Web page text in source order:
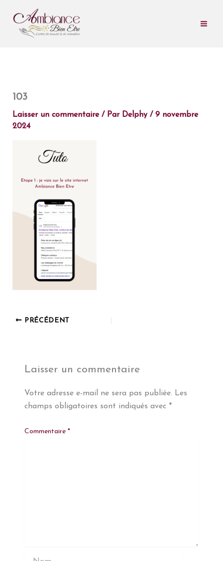
contenu
103
Laisser un commentaire / Par Delphy / 9 novembre
2024
PRÉCÉDENT
Laisser un commentaire
Votre adresse e-mail ne sera pas publiée. Les
champs obligatoires sont indiqués avec *
Commentaire *
Nom